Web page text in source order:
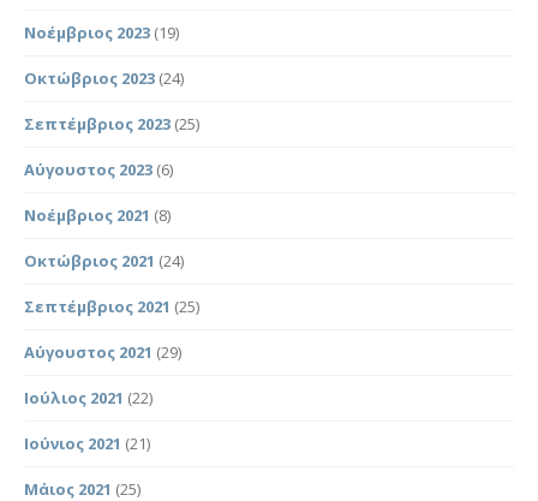
Νοέμβριος 2023 (19)
Οκτώβριος 2023 (24)
Σεπτέμβριος 2023 (25)
Αύγουστος 2023 (6)
Νοέμβριος 2021 (8)
Οκτώβριος 2021 (24)
Σεπτέμβριος 2021 (25)
Αύγουστος 2021 (29)
Ιούλιος 2021 (22)
Ιούνιος 2021 (21)
Μάιος 2021 (25)